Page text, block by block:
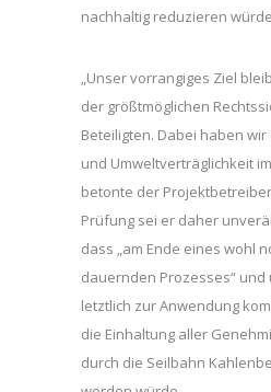
nachhaltig reduzieren
„Unser vorrangiges Ziel
der größtmöglichen
Beteiligten. Dabei haben
und Umweltverträglichkeit
betonte der
Prüfung sei er daher
dass „am Ende eines wohl
dauernden Prozesses“ und
letztlich zur Anwendung
die Einhaltung aller
durch die Seilbahn